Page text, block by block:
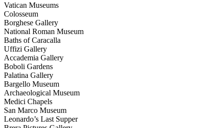
Vatican Museums
Colosseum
Borghese Gallery
National Roman Museum
Baths of Caracalla
Uffizi Gallery
Accademia Gallery
Boboli Gardens
Palatina Gallery
Bargello Museum
Archaeological Museum
Medici Chapels
San Marco Museum
Leonardo’s Last Supper